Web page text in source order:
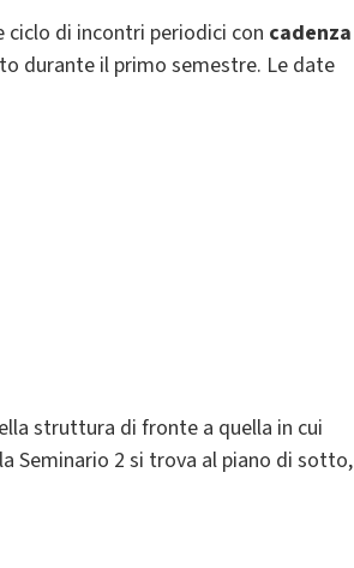
ciclo di incontri periodici con cadenza
durante il primo semestre. Le date
struttura di fronte a quella in cui
Seminario 2 si trova al piano di sotto,